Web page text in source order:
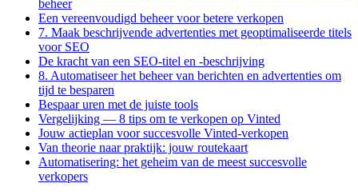
beheer
Een vereenvoudigd beheer voor betere verkopen
7. Maak beschrijvende advertenties met geoptimaliseerde titels
voor SEO
De kracht van een SEO-titel en -beschrijving
8. Automatiseer het beheer van berichten en advertenties om
tijd te besparen
Bespaar uren met de juiste tools
Vergelijking — 8 tips om te verkopen op Vinted
Jouw actieplan voor succesvolle Vinted-verkopen
Van theorie naar praktijk: jouw routekaart
Automatisering: het geheim van de meest succesvolle
verkopers